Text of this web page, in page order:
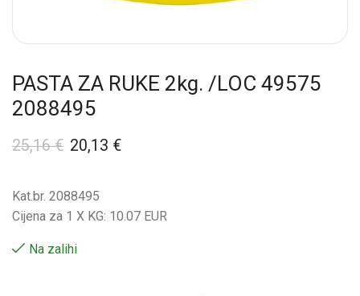
PASTA ZA RUKE 2kg. /LOC 49575
2088495
25,16€ 20,13 €
Kat.br. 2088495
Cijena za 1 X KG: 10.07 EUR
Na zalihi